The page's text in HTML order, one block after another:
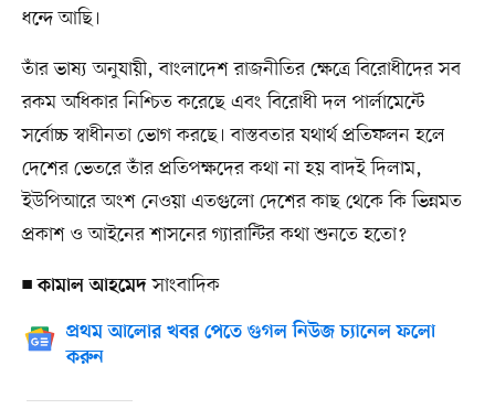
ধন্দে আছি।
তাঁর ভাষ্য অনুযায়ী, বাংলাদেশ রাজনীতির ক্ষেত্রে বিরোধীদের সব
রকম অধিকার নিশ্চিত করেছে এবং বিরোধী দল পার্লামেন্টে
সর্বোচ্চ স্বাধীনতা ভোগ করছে। বাস্তবতার যথার্থ প্রতিফলন হলে
দেশের ভেতরে তাঁর প্রতিপক্ষদের কথা না হয় বাদই দিলাম,
ইউপিআরে অংশ নেওয়া এতগুলো দেশের কাছ থেকে কি ভিন্নমত
প্রকাশ ও আইনের শাসনের গ্যারান্টির কথা শুনতে হতো?
■কামাল আহমেদসাংবাদিক
প্রথম আলোর খবর পেতে গুগল নিউজ চ্যানেল ফলো
করুন